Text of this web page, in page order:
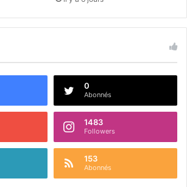
0
Abonnés
1483
Followers
153
Abonnés